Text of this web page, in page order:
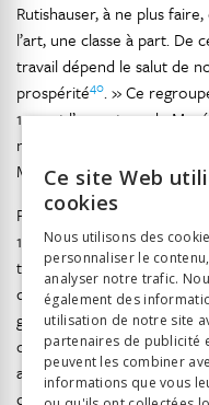
Rutishauser, à ne plus
l’art, une classe à part. De
travail dépend le salut de
prospérité40. » Ce
1910 et l’ouverture du
notamment réunies les
Musée des arts décoratifs41
Pour l’heure, le nouveau
1885 dans le quartier
tout comme le South
qui était à l’époque une
genevois ne dispose
occupe quatre salles dans
achevé sept ans plus tôt 42.
dernière, il est,
Ce site Web
cookies
Nous utilisons des
personnaliser le
analyser notre trafic.
également des
utilisation de notre site
partenaires de publicité
peuvent les combiner
informations que vous